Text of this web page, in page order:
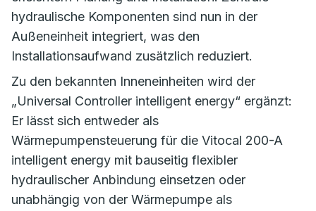
hydraulische Komponenten sind nun in der
Außeneinheit integriert, was den
Installationsaufwand zusätzlich reduziert.
Zu den bekannten Inneneinheiten wird der
„Universal Controller intelligent energy“ ergänzt:
Er lässt sich entweder als
Wärmepumpensteuerung für die Vitocal 200-A
intelligent energy mit bauseitig flexibler
hydraulischer Anbindung einsetzen oder
unabhängig von der Wärmepumpe als